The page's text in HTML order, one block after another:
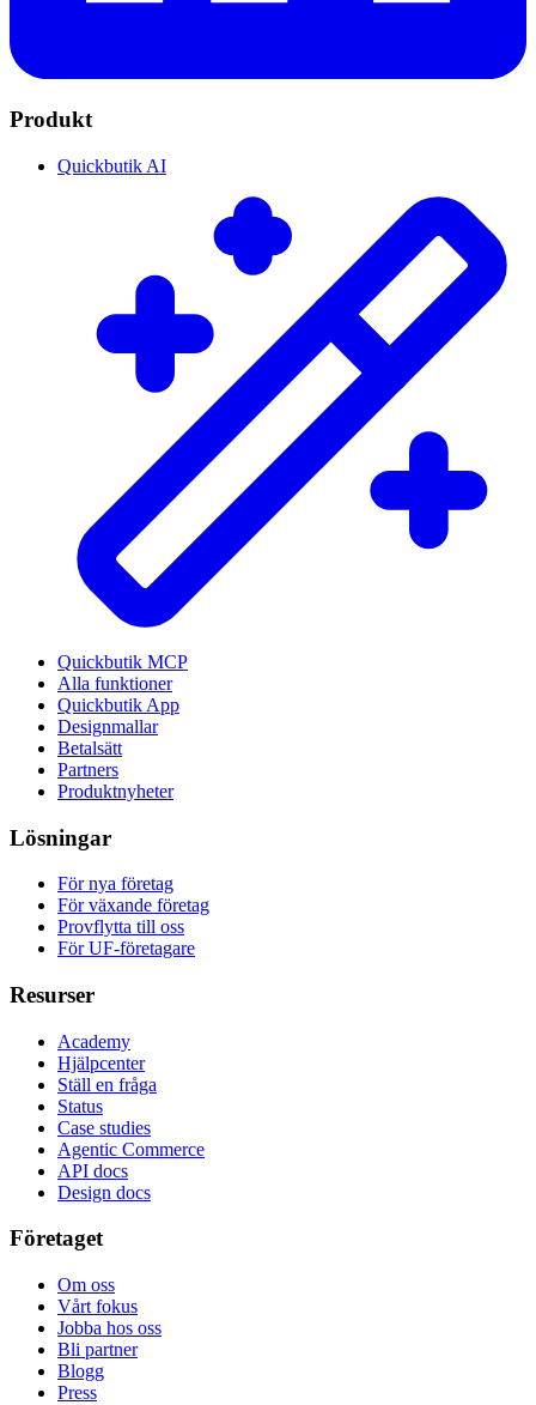
Produkt
Quickbutik AI
Quickbutik MCP
Alla funktioner
Quickbutik App
Designmallar
Betalsätt
Partners
Produktnyheter
Lösningar
För nya företag
För växande företag
Provflytta till oss
För UF-företagare
Resurser
Academy
Hjälpcenter
Ställ en fråga
Status
Case studies
Agentic Commerce
API docs
Design docs
Företaget
Om oss
Vårt fokus
Jobba hos oss
Bli partner
Blogg
Press